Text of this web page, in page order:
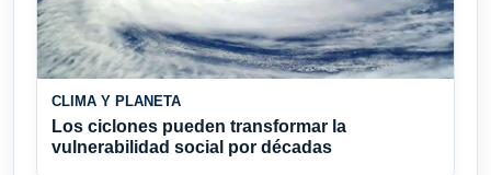
CLIMA Y PLANETA
Los ciclones pueden transformar la
vulnerabilidad social por décadas